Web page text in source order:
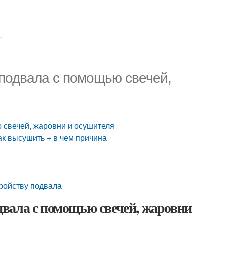
с помощью свечей,
жаровни и осушителя
высушить + в чем причина
подвала
с помощью свечей, жаровни